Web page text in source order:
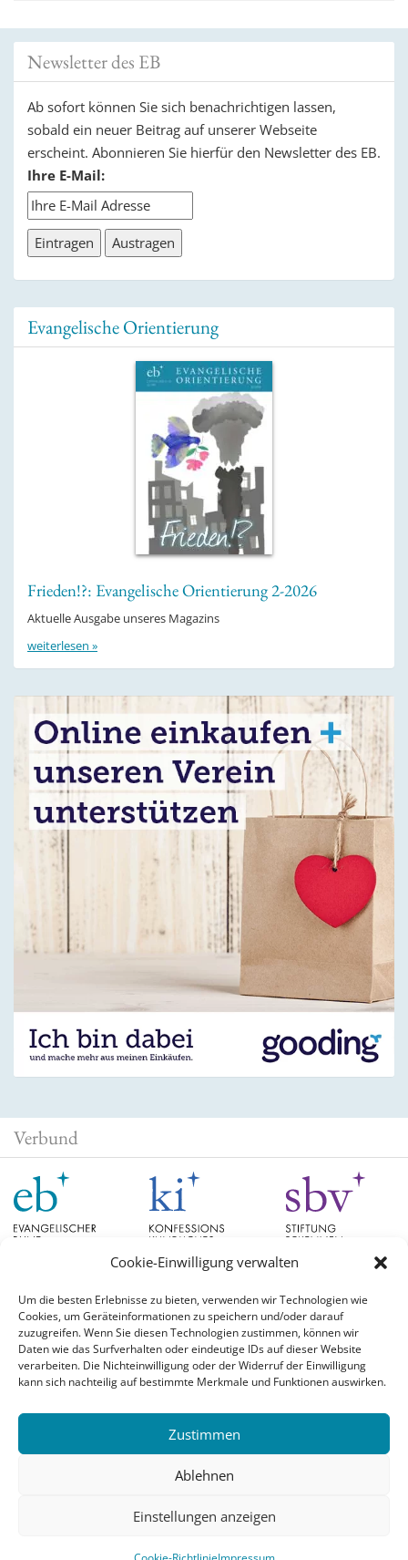
Cookie-Einwilligung verwalten
Um die besten Erlebnisse zu bieten, verwenden wir Technologien wie
Cookies, um Geräteinformationen zu speichern und/oder darauf
zuzugreifen. Wenn Sie diesen Technologien zustimmen, können wir
Daten wie das Surfverhalten oder eindeutige IDs auf dieser Website
verarbeiten. Die Nichteinwilligung oder der Widerruf der Einwilligung
kann sich nachteilig auf bestimmte Merkmale und Funktionen auswirken.
Zustimmen
Ablehnen
Einstellungen anzeigen
Newsletter des EB
Ab sofort können Sie sich benachrichtigen lassen,
sobald ein neuer Beitrag auf unserer Webseite
erscheint. Abonnieren Sie hierfür den Newsletter des EB.
Ihre E-Mail:
Evangelische Orientierung
Frieden!?: Evangelische Orientierung 2-2026
Aktuelle Ausgabe unseres Magazins
weiterlesen »
Verbund
Schlagwörter
#aufgetischt Christian Schad Diskussion EB Bayern EB Hessen Evangelische
Monatsspruch
Reformation Theologie
Ukraine Ökumene